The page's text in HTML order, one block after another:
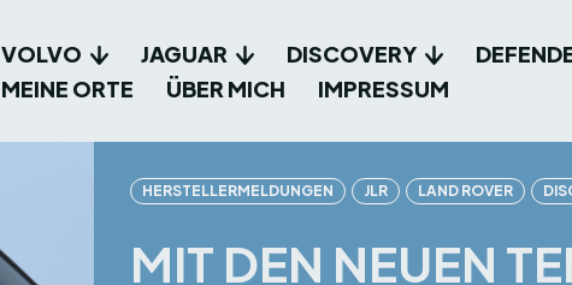
VOLVO JAGUAR DISCOVERY
MEINE ORTE
ÜBER MICH IMPRESSUM
HERSTELLERMELDUNGEN JLR LAND ROVER
MIT DEN NEUEN